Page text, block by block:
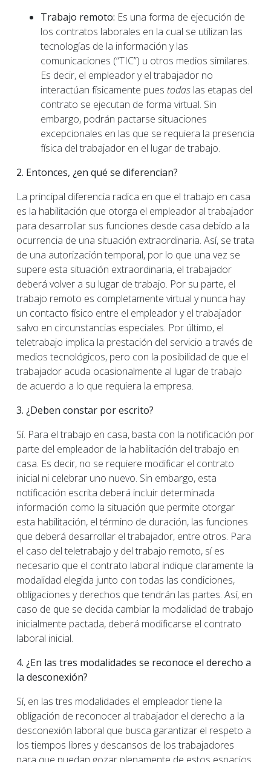
Trabajo remoto: Es una forma de ejecución de
los contratos laborales en la cual se utilizan las
tecnologías de la información y las
comunicaciones (“TIC”) u otros medios similares.
Es decir, el empleador y el trabajador no
interactúan físicamente pues todaslas etapas del
contrato se ejecutan de forma virtual. Sin
embargo, podrán pactarse situaciones
excepcionales en las que se requiera la presencia
física del trabajador en el lugar de trabajo.
2. Entonces, ¿en qué se diferencian?
La principal diferencia radica en que el trabajo en casa
es la habilitación que otorga el empleador al trabajador
para desarrollar sus funciones desde casa debido a la
ocurrencia de una situación extraordinaria. Así, se trata
de una autorización temporal, por lo que una vez se
supere esta situación extraordinaria, el trabajador
deberá volver a su lugar de trabajo. Por su parte, el
trabajo remoto es completamente virtual y nunca hay
un contacto físico entre el empleador y el trabajador
salvo en circunstancias especiales. Por último, el
teletrabajo implica la prestación del servicio a través de
medios tecnológicos, pero con la posibilidad de que el
trabajador acuda ocasionalmente al lugar de trabajo
de acuerdo a lo que requiera la empresa.
3. ¿Deben constar por escrito?
Sí. Para el trabajo en casa, basta con la notificación por
parte del empleador de la habilitación del trabajo en
casa. Es decir, no se requiere modificar el contrato
inicial ni celebrar uno nuevo. Sin embargo, esta
notificación escrita deberá incluir determinada
información como la situación que permite otorgar
esta habilitación, el término de duración, las funciones
que deberá desarrollar el trabajador, entre otros. Para
el caso del teletrabajo y del trabajo remoto, sí es
necesario que el contrato laboral indique claramente la
modalidad elegida junto con todas las condiciones,
obligaciones y derechos que tendrán las partes. Así, en
caso de que se decida cambiar la modalidad de trabajo
inicialmente pactada, deberá modificarse el contrato
laboral inicial.
4. ¿En las tres modalidades se reconoce el derecho a
la desconexión?
Sí, en las tres modalidades el empleador tiene la
obligación de reconocer al trabajador el derecho a la
desconexión laboral que busca garantizar el respeto a
los tiempos libres y descansos de los trabajadores